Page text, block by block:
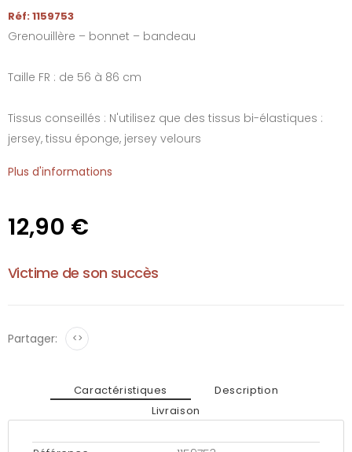
Réf: 1159753
Grenouillère – bonnet – bandeau
Taille FR : de 56 à 86 cm
Tissus conseillés : N'utilisez que des tissus bi-élastiques :
jersey, tissu éponge, jersey velours
Plus d'informations
12,90 €
Victime de son succès
Partager: <>
Caractéristiques
Description
Livraison